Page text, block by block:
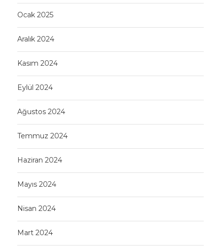
Ocak 2025
Aralık 2024
Kasım 2024
Eylül 2024
Ağustos 2024
Temmuz 2024
Haziran 2024
Mayıs 2024
Nisan 2024
Mart 2024